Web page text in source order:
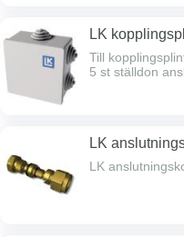
LK
Till
5 st ställdon
LK
LK